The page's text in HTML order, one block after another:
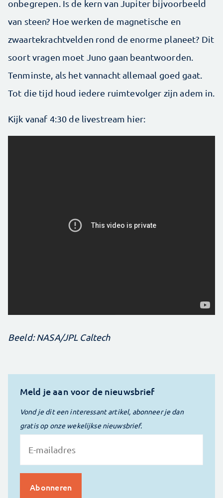
onbegrepen. Is de kern van Jupiter bijvoorbeeld
van steen? Hoe werken de magnetische en
zwaartekrachtvelden rond de enorme planeet? Dit
soort vragen moet Juno gaan beantwoorden.
Tenminste, als het vannacht allemaal goed gaat.
Tot die tijd houd iedere ruimtevolger zijn adem in.
Kijk vanaf 4:30 de livestream hier:
Beeld: NASA/JPL Caltech
Meld je aan voor de nieuwsbrief
Vond je dit een interessant artikel, abonneer je dan
gratis op onze wekelijkse nieuwsbrief.